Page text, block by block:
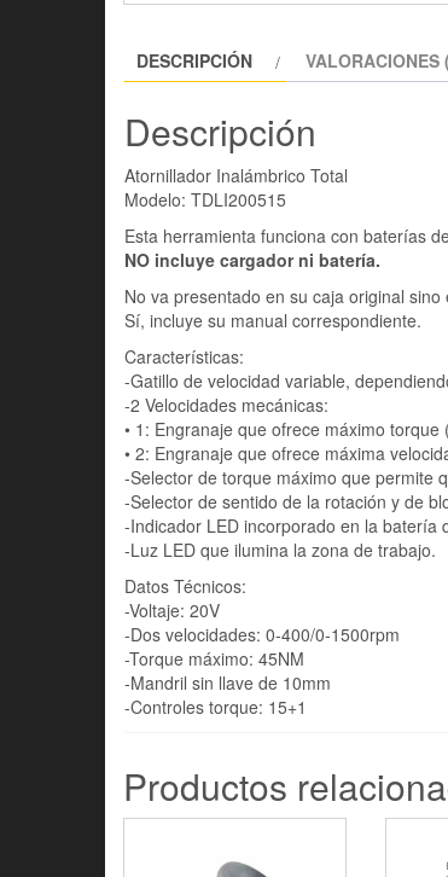
DESCRIPCIÓN VALORACIONES
Descripción
Atornillador Inalámbrico Total
Modelo: TDLI200515
Esta herramienta funciona con baterías
NO incluye cargador ni batería.
No va presentado en su caja original
Sí, incluye su manual correspondiente.
Características:
-Gatillo de velocidad variable,
-2 Velocidades mecánicas:
• 1: Engranaje que ofrece máximo
• 2: Engranaje que ofrece máxima
-Selector de torque máximo que permite
-Selector de sentido de la rotación y de
-Indicador LED incorporado en la batería
-Luz LED que ilumina la zona de trabajo.
Datos Técnicos:
-Voltaje: 20V
-Dos velocidades: 0-400/0-1500rpm
-Torque máximo: 45NM
-Mandril sin llave de 10mm
-Controles torque: 15+1
Productos